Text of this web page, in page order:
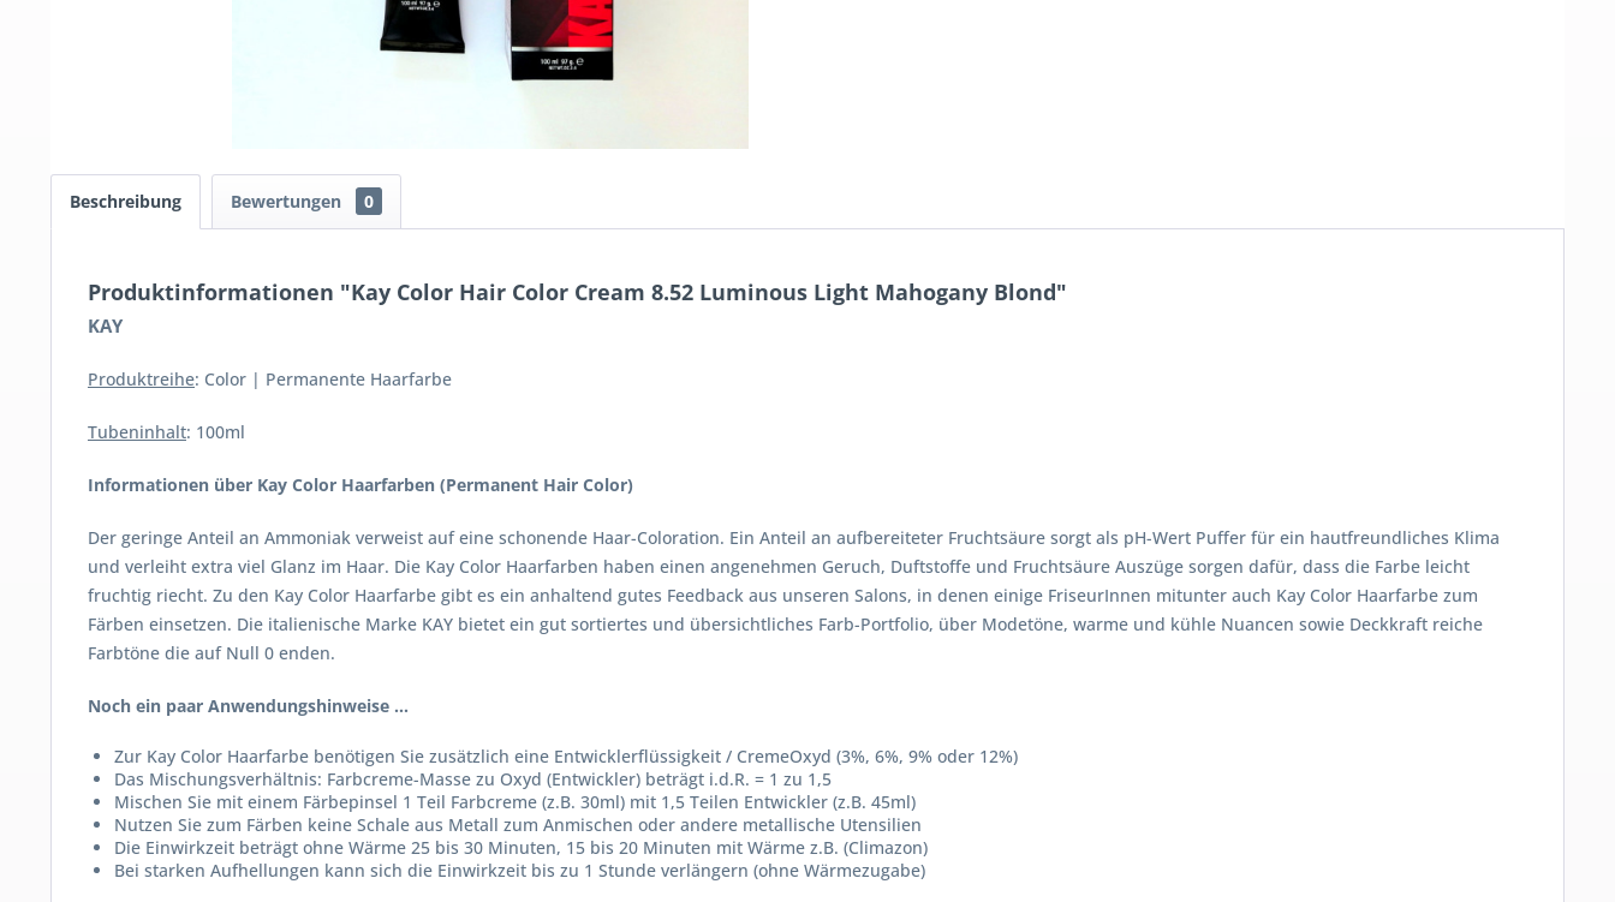
Beschreibung Bewertungen 0
Produktinformationen "Kay Color Hair Color Cream 8.52 Luminous Light Mahogany Blond"
KAY
Produktreihe: Color | Permanente Haarfarbe
Tubeninhalt: 100ml
Informationen über Kay Color Haarfarben (Permanent Hair Color)
Der geringe Anteil an Ammoniak verweist auf eine schonende Haar-Coloration. Ein Anteil an aufbereiteter Fruchtsäure sorgt als pH-Wert Puffer für ein hautfreundliches Klima
und verleiht extra viel Glanz im Haar. Die Kay Color Haarfarben haben einen angenehmen Geruch, Duftstoffe und Fruchtsäure Auszüge sorgen dafür, dass die Farbe leicht
fruchtig riecht. Zu den Kay Color Haarfarbe gibt es ein anhaltend gutes Feedback aus unseren Salons, in denen einige FriseurInnen mitunter auch Kay Color Haarfarbe zum
Färben einsetzen. Die italienische Marke KAY bietet ein gut sortiertes und übersichtliches Farb-Portfolio, über Modetöne, warme und kühle Nuancen sowie Deckkraft reiche
Farbtöne die auf Null 0 enden.
Noch ein paar Anwendungshinweise ...
Zur Kay Color Haarfarbe benötigen Sie zusätzlich eine Entwicklerflüssigkeit / CremeOxyd (3%, 6%, 9% oder 12%)
Das Mischungsverhältnis: Farbcreme-Masse zu Oxyd (Entwickler) beträgt i.d.R. = 1 zu 1,5
Mischen Sie mit einem Färbepinsel 1 Teil Farbcreme (z.B. 30ml) mit 1,5 Teilen Entwickler (z.B. 45ml)
Nutzen Sie zum Färben keine Schale aus Metall zum Anmischen oder andere metallische Utensilien
Die Einwirkzeit beträgt ohne Wärme 25 bis 30 Minuten, 15 bis 20 Minuten mit Wärme z.B. (Climazon)
Bei starken Aufhellungen kann sich die Einwirkzeit bis zu 1 Stunde verlängern (ohne Wärmezugabe)